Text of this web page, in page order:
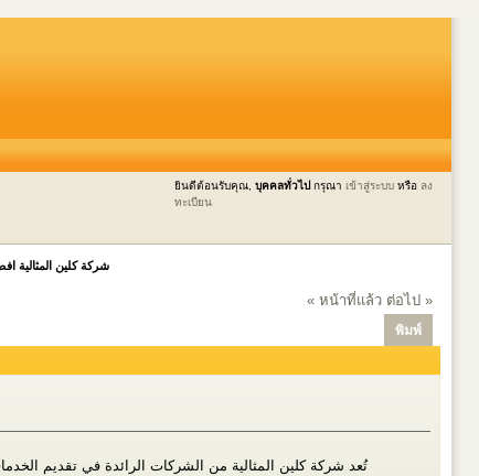
ยินดีต้อนรับคุณ, บุคคลทั่วไป กรุณา เข้าสู่ระบบ หรือ ลง
ทะเบียน
شركة كلين المثالية
« หน้าที่แล้ว ต่อไป »
พิมพ์
تُعد شركة كلين المثالية من الشركات الرائدة في تقديم